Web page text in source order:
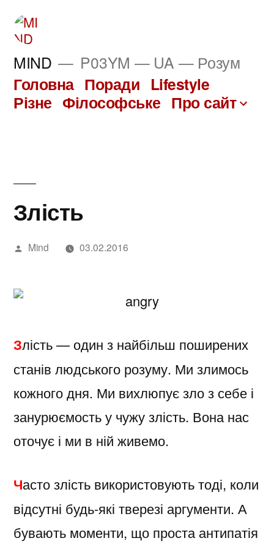
Перейти
вмісту
MIND P03YM — UA — Розум
Головна Поради Lifestyle
Різне Філософське Про сайт
Злість
Написано
Mind 03.02.2016
Злість — один з найбільш поширених
станів людського розуму. Ми злимось
кожного дня. Ми вихлюпує зло з себе і
занурюємость у чужу злість. Вона нас
оточує і ми в ній живемо.
Часто злість використовують тоді, коли
відсутні будь-які тверезі аргументи. А
бувають моменти, що проста антипатія